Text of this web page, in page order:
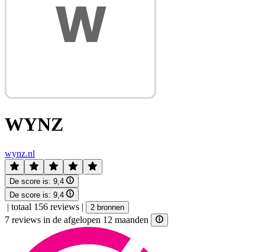
WYNZ
wynz.nl
De score is: 9,4
De score is: 9,4
| totaal 156 reviews | 2 bronnen
7 reviews in de afgelopen 12 maanden